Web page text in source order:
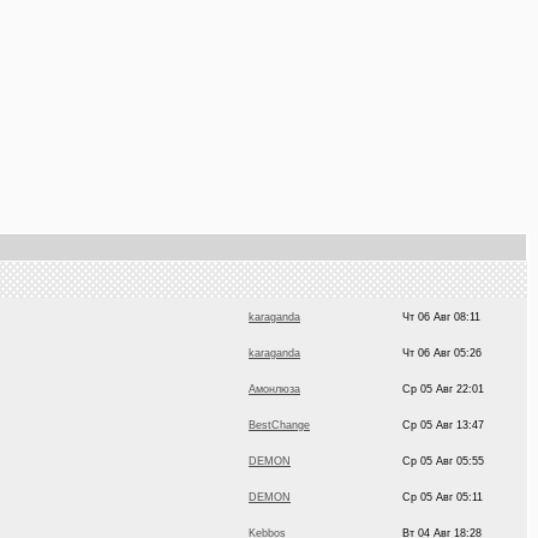
karaganda
Амонлюза
BestChange Ср 05 Авг 13:47
DEMON Ср 05 Авг 05:55
DEMON Ср 05 Авг 05:11
Kebbos Вт 04 Авг 18:28